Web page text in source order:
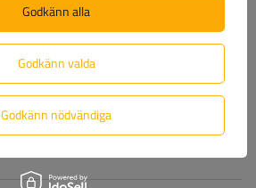
unitrailer@unitrailer.se
Godkänn valda
Godkänn nödvändiga
Godkänn alla